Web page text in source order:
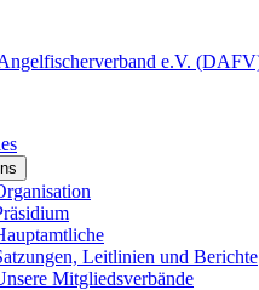
Leitlinien und Berichte
Mitgliedsverbände